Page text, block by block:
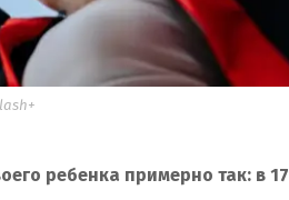
ребенка примерно так: в 17